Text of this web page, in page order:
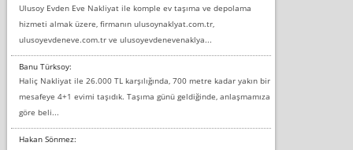
Ulusoy Evden Eve Nakliyat ile komple ev taşıma ve depolama
hizmeti almak üzere, firmanın ulusoynaklyat.com.tr,
ulusoyevdeneve.com.tr ve ulusoyevdenevenaklya...
Banu Türksoy:
Haliç Nakliyat ile 26.000 TL karşılığında, 700 metre kadar yakın bir
mesafeye 4+1 evimi taşıdık. Taşıma günü geldiğinde, anlaşmamıza
göre beli...
Hakan Sönmez: